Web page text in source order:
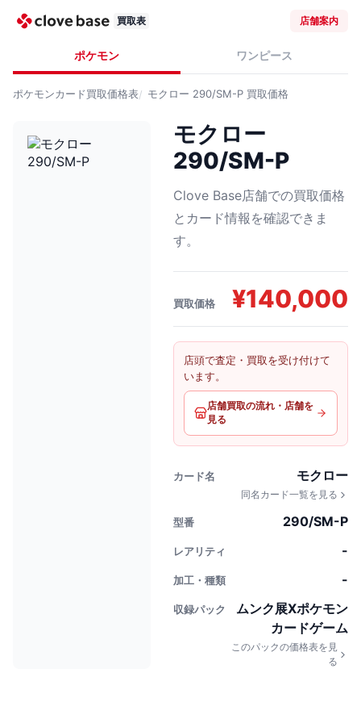
買取表 店舗案内
ポケモン ワンピース
ポケモンカード買取価格表 モクロー 290/SM-P 買取価格
モクロー
290/SM-P
Clove Base店舗での買取価格
とカード情報を確認できま
す。
買取価格 ¥140,000
店頭で査定・買取を受け付けて
います。
店舗買取の流れ・店舗を
見る
カード名 モクロー
同名カード一覧を見る
型番 290/SM-P
レアリティ -
加工・種類 -
収録パック
ムンク展Xポケモン
カードゲーム
このパックの価格表を見
る